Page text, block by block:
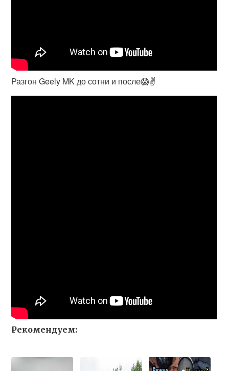
Разгон Geely MK до сотни и после😱✌
Рекомендуем: